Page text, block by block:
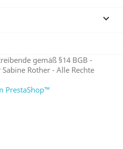

gemäß §14 BGB -
Rother - Alle Rechte
PrestaShop™